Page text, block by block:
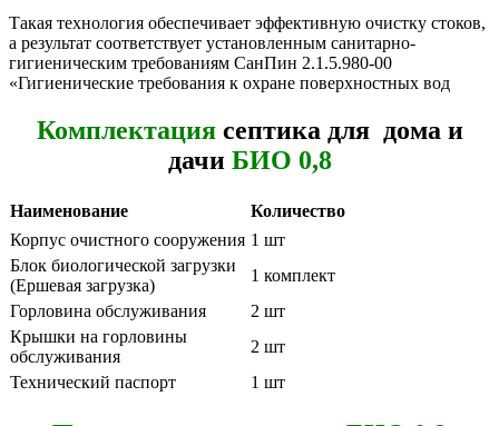
Такая технология обеспечивает эффективную очистку стоков,
а результат соответствует установленным санитарно-
гигиеническим требованиям СанПин 2.1.5.980-00
«Гигиенические требования к охране поверхностных вод
Комплектациясептика для дома и
дачи БИО 0,8
Наименование
Количество
Корпус очистного сооружения 1 шт
Блок биологической загрузки
(Ершевая загрузка)
1 комплект
Горловина обслуживания
2 шт
Крышки на горловины
обслуживания
2 шт
Технический паспорт
1 шт